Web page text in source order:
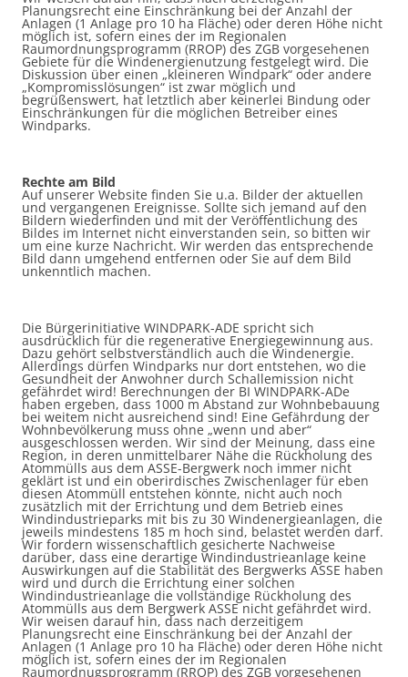
Planungsrecht eine Einschränkung bei der Anzahl der
Anlagen (1 Anlage pro 10 ha Fläche) oder deren Höhe nicht
möglich ist, sofern eines der im Regionalen
Raumordnungsprogramm (RROP) des ZGB vorgesehenen
Gebiete für die Windenergienutzung festgelegt wird. Die
Diskussion über einen „kleineren Windpark“ oder andere
„Kompromisslösungen“ ist zwar möglich und
begrüßenswert, hat letztlich aber keinerlei Bindung oder
Einschränkungen für die möglichen Betreiber eines
Windparks.
Rechte am Bild
Auf unserer Website finden Sie u.a. Bilder der aktuellen
und vergangenen Ereignisse. Sollte sich jemand auf den
Bildern wiederfinden und mit der Veröffentlichung des
Bildes im Internet nicht einverstanden sein, so bitten wir
um eine kurze Nachricht. Wir werden das entsprechende
Bild dann umgehend entfernen oder Sie auf dem Bild
unkenntlich machen.
Die Bürgerinitiative WINDPARK-ADE spricht sich
ausdrücklich für die regenerative Energiegewinnung aus.
Dazu gehört selbstverständlich auch die Windenergie.
Allerdings dürfen Windparks nur dort entstehen, wo die
Gesundheit der Anwohner durch Schallemission nicht
gefährdet wird! Berechnungen der BI WINDPARK-ADe
haben ergeben, dass 1000 m Abstand zur Wohnbebauung
bei weitem nicht ausreichend sind! Eine Gefährdung der
Wohnbevölkerung muss ohne „wenn und aber“
ausgeschlossen werden. Wir sind der Meinung, dass eine
Region, in deren unmittelbarer Nähe die Rückholung des
Atommülls aus dem ASSE-Bergwerk noch immer nicht
geklärt ist und ein oberirdisches Zwischenlager für eben
diesen Atommüll entstehen könnte, nicht auch noch
zusätzlich mit der Errichtung und dem Betrieb eines
Windindustrieparks mit bis zu 30 Windenergieanlagen, die
jeweils mindestens 185 m hoch sind, belastet werden darf.
Wir fordern wissenschaftlich gesicherte Nachweise
darüber, dass eine derartige Windindustrieanlage keine
Auswirkungen auf die Stabilität des Bergwerks ASSE haben
wird und durch die Errichtung einer solchen
Windindustrieanlage die vollständige Rückholung des
Atommülls aus dem Bergwerk ASSE nicht gefährdet wird.
Wir weisen darauf hin, dass nach derzeitigem
Planungsrecht eine Einschränkung bei der Anzahl der
Anlagen (1 Anlage pro 10 ha Fläche) oder deren Höhe nicht
möglich ist, sofern eines der im Regionalen
Raumordnugsprogramm (RROP) des ZGB vorgesehenen